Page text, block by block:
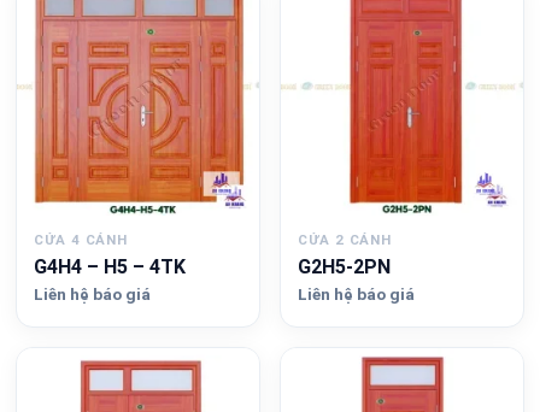
CỬA 4 CÁNH
G4H4 – H5 – 4TK
Liên hệ báo giá
CỬA 2 CÁNH
G2H5-2PN
Liên hệ báo giá